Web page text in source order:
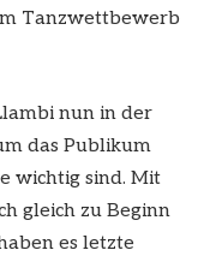
Tanzwettbewerb
nun in der
das Publikum
wichtig sind. Mit
gleich zu Beginn
es letzte